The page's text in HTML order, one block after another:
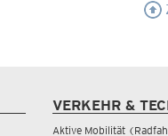
VERKEHR &
Aktive Mobilität